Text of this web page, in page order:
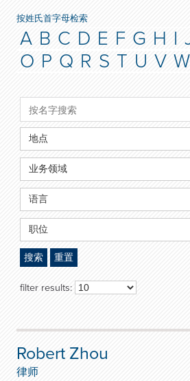
按姓氏首字母检索
A B C D E F G H I
O P Q R S T U V W
地点
业务领域
语言
职位
搜索 重置
filter results:
Robert Zhou
律师